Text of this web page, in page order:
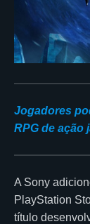
Jogadores
RPG de ação
A Sony
PlayStation
título